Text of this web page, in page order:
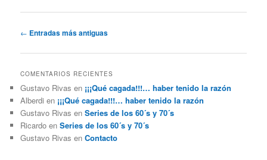
Navegación
entradas
← Entradas más antiguas
COMENTARIOS RECIENTES
Gustavo Rivas en ¡¡¡Qué cagada!!!… haber tenido la razón
Alberdi en ¡¡¡Qué cagada!!!… haber tenido la razón
Gustavo Rivas enSeries de los 60´s y 70´s
Ricardo enSeries de los 60´s y 70´s
Gustavo Rivas enContacto